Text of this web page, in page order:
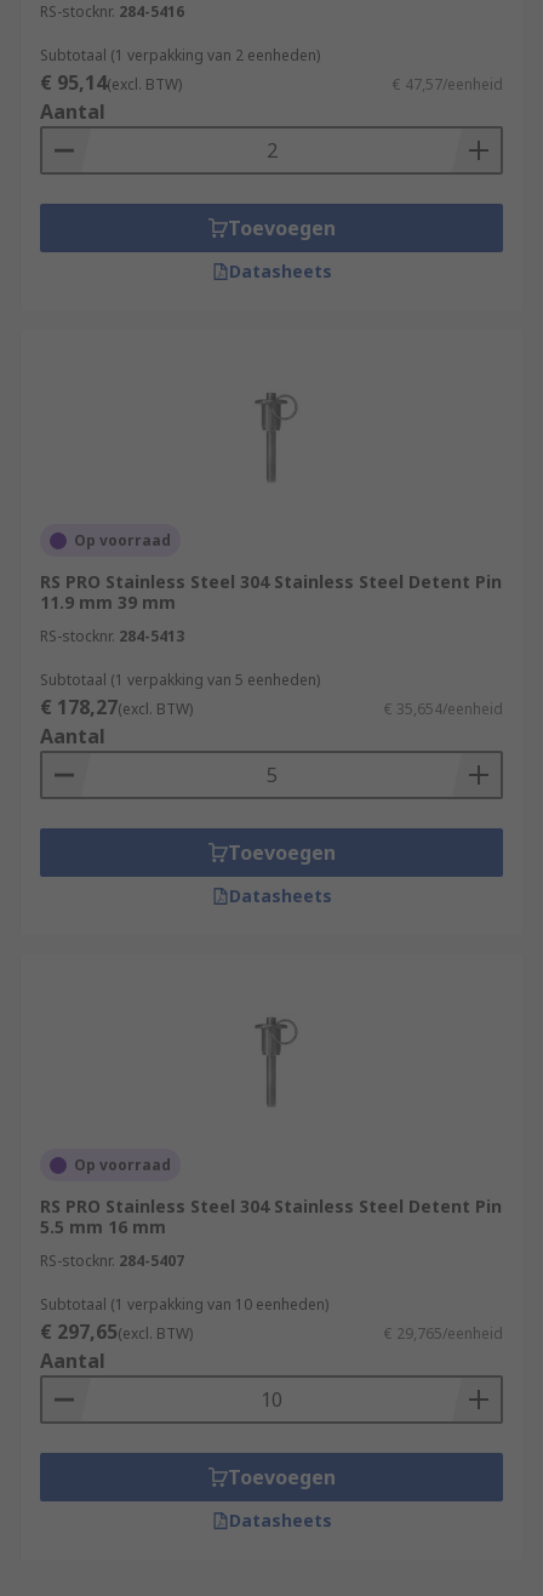
RS-stocknr. 284-5416
Subtotaal (1 verpakking van 2 eenheden)
€ 95,14(excl. BTW) € 47,57/eenheid
Aantal
Toevoegen
Datasheets
Op voorraad
RS PRO Stainless Steel 304 Stainless Steel Detent Pin
11.9 mm 39 mm
RS-stocknr. 284-5413
Subtotaal (1 verpakking van 5 eenheden)
€ 178,27(excl. BTW) € 35,654/eenheid
Aantal
Toevoegen
Datasheets
Op voorraad
RS PRO Stainless Steel 304 Stainless Steel Detent Pin
5.5 mm 16 mm
RS-stocknr. 284-5407
Subtotaal (1 verpakking van 10 eenheden)
€ 297,65(excl. BTW) € 29,765/eenheid
Aantal
Toevoegen
Datasheets